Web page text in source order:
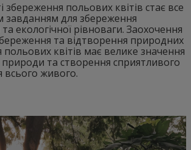
збереження польових квітів стає все
для збереження
та екологічної рівноваги. Заохочення
та відтворення природних
польових квітів має велике значення
та створення сприятливого
живого.